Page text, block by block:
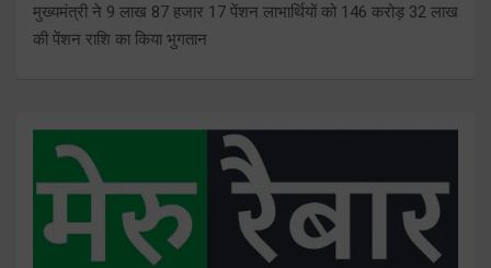
मुख्यमंत्री ने 9 लाख 87 हजार 17 पेंशन लाभार्थियों को 146 करोड़ 32 लाख
की पेंशन राशि का किया भुगतान